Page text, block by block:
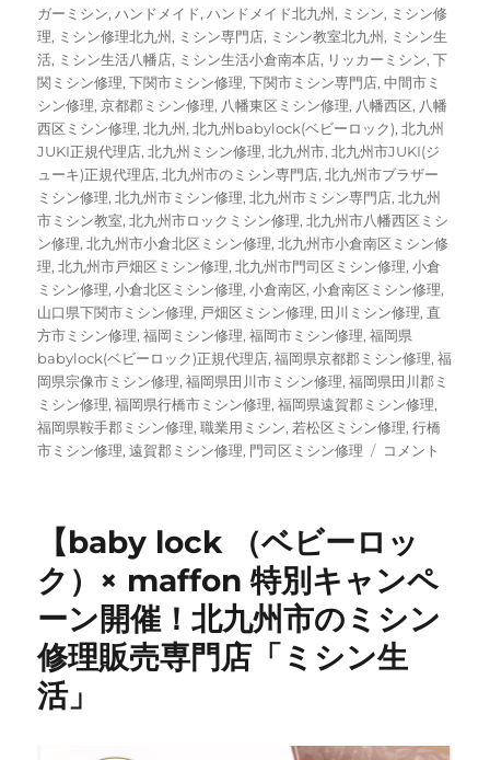
ガーミシン,ハンドメイド,ハンドメイド北九州 , ミシン, ミシン修
理, ミシン修理北九州 , ミシン専門店, ミシン教室北九州 , ミシン生
活, ミシン生活八幡店, ミシン生活小倉南本店, リッカーミシン,下
関ミシン修理,下関市ミシン修理,下関市ミシン専門店,中間市ミ
シン修理,京都郡ミシン修理, 八幡東区ミシン修理, 八幡西区, 八幡
西区ミシン修理,北九州 ,北九州babylock(ベビーロック),北九州
JUKI正規代理店,北九州ミシン修理,北九州市,北九州市JUKI(ジ
ューキ)正規代理店,北九州市のミシン専門店,北九州市ブラザー
ミシン修理,北九州市ミシン修理,北九州市ミシン専門店,北九州
市ミシン教室,北九州市ロックミシン修理,北九州市八幡西区ミシ
ン修理,北九州市小倉北区ミシン修理,北九州市小倉南区ミシン修
理,北九州市戸畑区ミシン修理,北九州市門司区ミシン修理,小倉
ミシン修理,小倉北区ミシン修理,小倉南区,小倉南区ミシン修理,
山口県下関市ミシン修理, 戸畑区ミシン修理, 田川ミシン修理, 直
方市ミシン修理,福岡ミシン修理,福岡市ミシン修理,福岡県
babylock(ベビーロック)正規代理店,福岡県京都郡ミシン修理,福
岡県宗像市ミシン修理,福岡県田川市ミシン修理,福岡県田川郡ミ
ミシン修理,福岡県行橋市ミシン修理,福岡県遠賀郡ミシン修理,
福岡県鞍手郡ミシン修理,職業用ミシン, 若松区ミシン修理,行橋
市ミシン修理,遠賀郡ミシン修理, 門司区ミシン修理
ご
た
い
た
ミ
シ
入
コメント
【baby lock （ベビーロッ
ク）× maffon 特別キャンペ
ーン開催！北九州市のミシン
修理販売専門店「ミシン生
活」